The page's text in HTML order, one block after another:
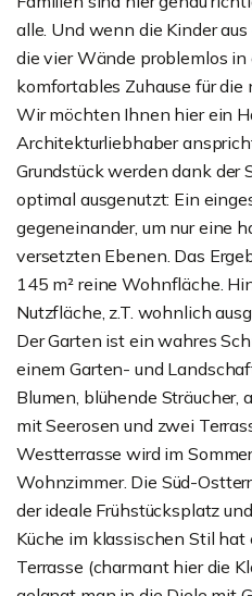
alle. Und wenn die Kinder
die vier Wände problemlos in
komfortables Zuhause für
Wir möchten Ihnen hier ein
Architekturliebhaber
Grundstück werden dank der
optimal ausgenutzt: Ein
gegeneinander, um nur eine
versetzten Ebenen. Das
145 m² reine Wohnfläche.
Nutzfläche, z.T. wohnlich
Der Garten ist ein wahres
einem Garten- und
Blumen, blühende Sträucher,
mit Seerosen und zwei
Westterrasse wird im
Wohnzimmer. Die Süd-
der ideale Frühstücksplatz
Küche im klassischen Stil
Terrasse (charmant hier die